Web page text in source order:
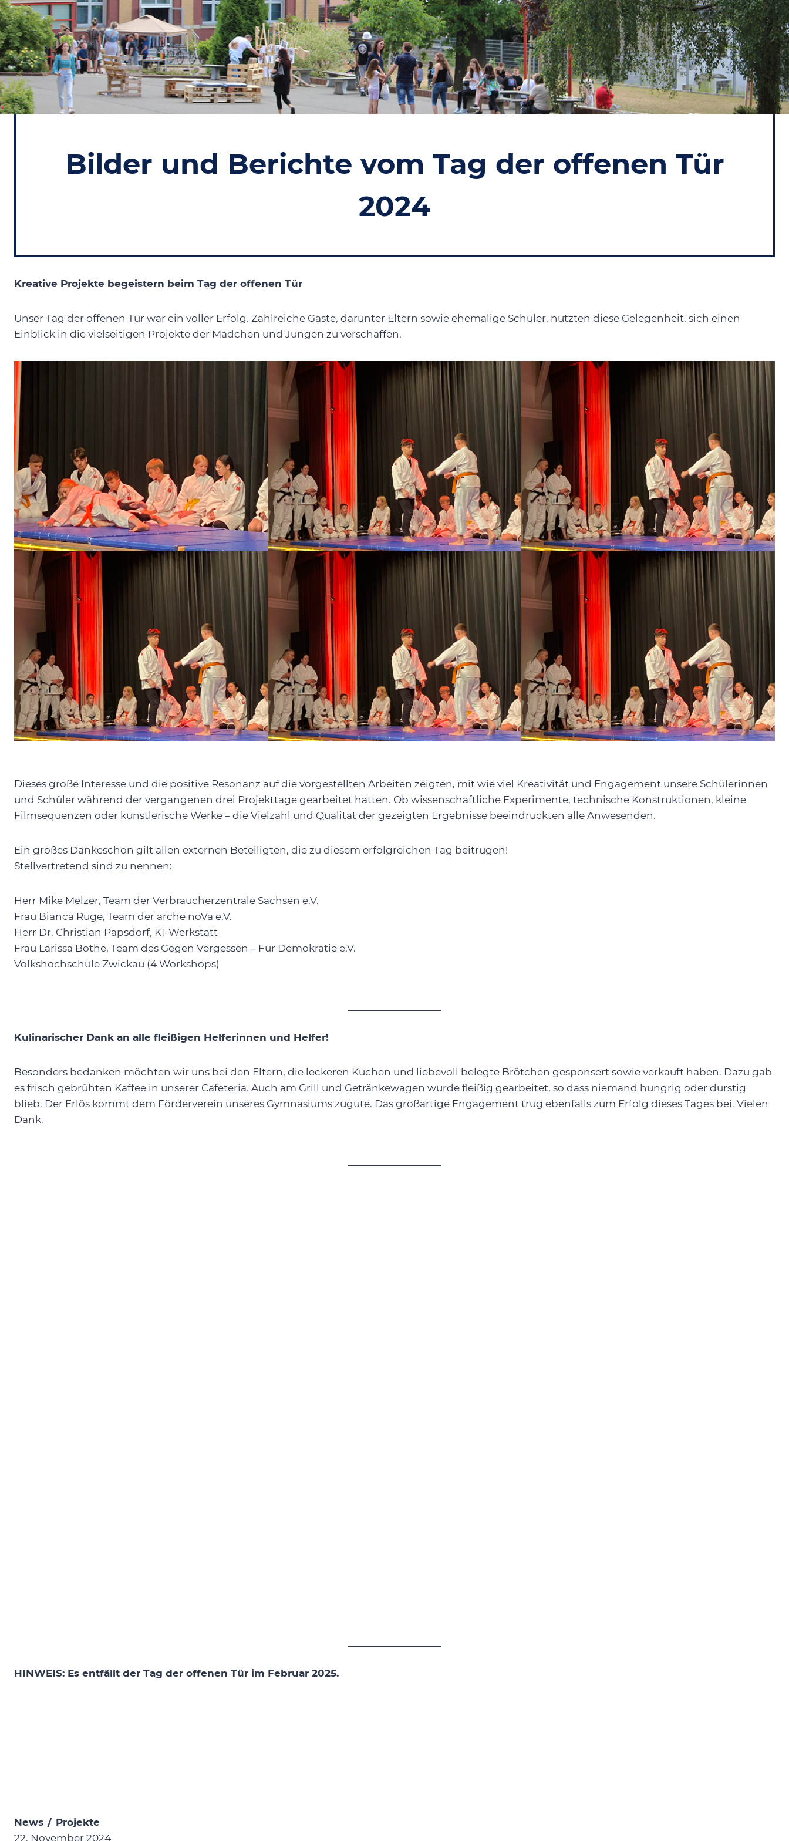
Bilder und Berichte vom Tag der offenen Tür
2024
Kreative Projekte begeistern beim Tag der offenen Tür
Unser Tag der offenen Tür war ein voller Erfolg. Zahlreiche Gäste, darunter Eltern sowie ehemalige Schüler, nutzten diese Gelegenheit, sich einen
Einblick in die vielseitigen Projekte der Mädchen und Jungen zu verschaffen.
Dieses große Interesse und die positive Resonanz auf die vorgestellten Arbeiten zeigten, mit wie viel Kreativität und Engagement unsere Schülerinnen
und Schüler während der vergangenen drei Projekttage gearbeitet hatten. Ob wissenschaftliche Experimente, technische Konstruktionen, kleine
Filmsequenzen oder künstlerische Werke – die Vielzahl und Qualität der gezeigten Ergebnisse beeindruckten alle Anwesenden.
Ein großes Dankeschön gilt allen externen Beteiligten, die zu diesem erfolgreichen Tag beitrugen!
Stellvertretend sind zu nennen:
Herr Mike Melzer, Team der Verbraucherzentrale Sachsen e.V.
Frau Bianca Ruge, Team der arche noVa e.V.
Herr Dr. Christian Papsdorf, KI-Werkstatt
Frau Larissa Bothe, Team des Gegen Vergessen – Für Demokratie e.V.
Volkshochschule Zwickau (4 Workshops)
Kulinarischer Dank an alle fleißigen Helferinnen und Helfer!
Besonders bedanken möchten wir uns bei den Eltern, die leckeren Kuchen und liebevoll belegte Brötchen gesponsert sowie verkauft haben. Dazu gab
es frisch gebrühten Kaffee in unserer Cafeteria. Auch am Grill und Getränkewagen wurde fleißig gearbeitet, so dass niemand hungrig oder durstig
blieb. Der Erlös kommt dem Förderverein unseres Gymnasiums zugute. Das großartige Engagement trug ebenfalls zum Erfolg dieses Tages bei. Vielen
Dank.
HINWEIS: Es entfällt der Tag der offenen Tür im Februar 2025.
News / Projekte
22. November 2024